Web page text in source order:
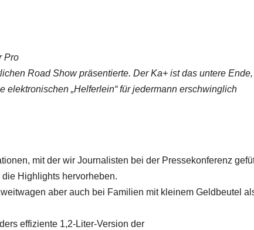
Pro
Road Show präsentierte. Der Ka+ ist das untere
„Helferlein“ für jedermann erschwinglich
mit der wir Journalisten bei der Pressekonferenz
Highlights hervorheben.
aber auch bei Familien mit kleinem Geldbeutel
effiziente 1,2-Liter-Version der